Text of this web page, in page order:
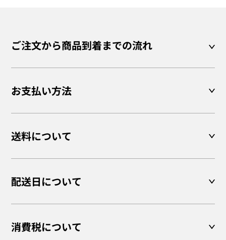
ご注文から商品到着までの流れ
お支払い方法
送料について
配送日について
消費税について